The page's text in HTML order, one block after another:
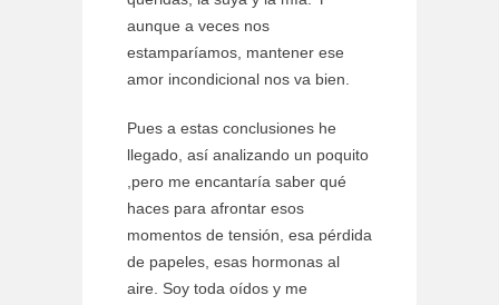
aunque a veces nos
estamparíamos, mantener ese
amor incondicional nos va bien.
Pues a estas conclusiones he
llegado, así analizando un poquito
,pero me encantaría saber qué
haces para afrontar esos
momentos de tensión, esa pérdida
de papeles, esas hormonas al
aire. Soy toda oídos y me